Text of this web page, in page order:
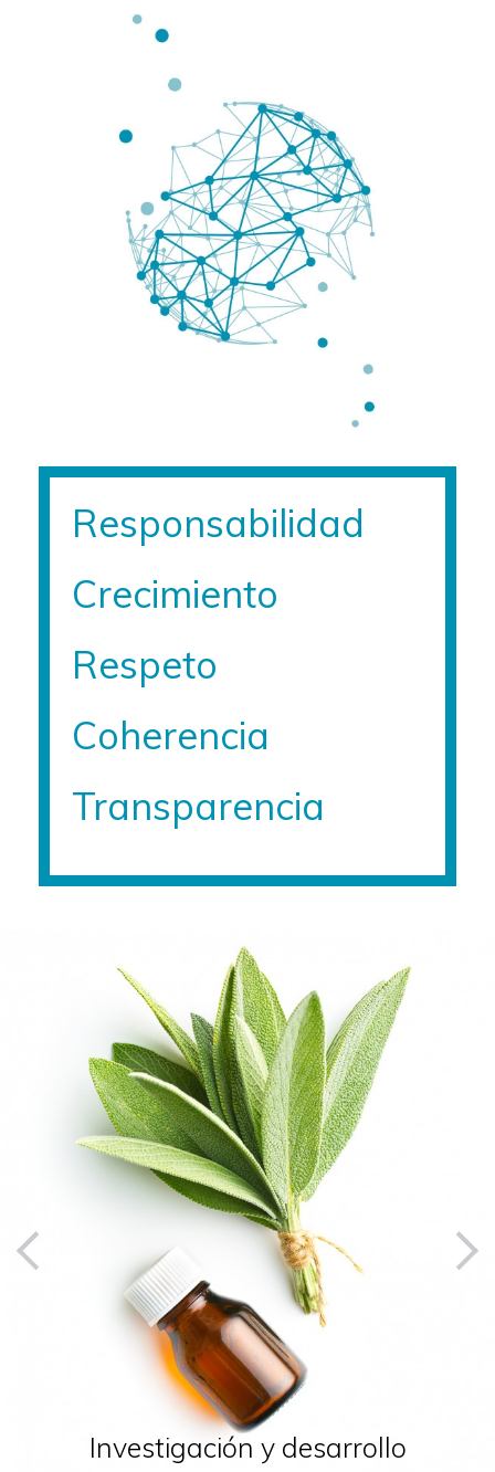
Responsabilidad
Crecimiento
Respeto
Coherencia
Transparencia
Investigación y desarrollo